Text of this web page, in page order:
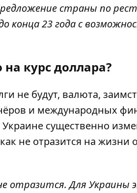
страны по
конца 23 года с
курс доллара?
не будут, валюта,
и международных
существенно
не отразится на жизни
отразится. Для Украины